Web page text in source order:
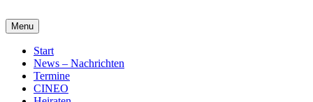
Menu
Start
News – Nachrichten
Termine
CINEO